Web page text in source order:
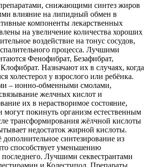
снижающими синтез жиров
влияние на липидный обмен в
компоненты лекарственных
на увеличение количества хороших
воздействие на тонус сосудов,
процесса. Лучшими
Фенофибрат, Безафибрат,
Назначают их в случаях, когда
холестерол у взрослого или ребёнка.
– ионно-обменными смолами,
желчных кислот и
их в нерастворимое состояние,
могут покинуть организм естественным
трансформирования жёлчной кислоты
недостаток жирной кислоты.
дополнительное синтезирование из
способствует уменьшению
Лучшими секвестрантами
и Колестипол. Препараты